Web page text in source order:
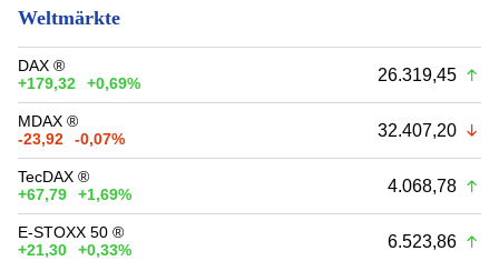
Weltmärkte
DAX ®
+179,32
+0,69% 26.319,45
MDAX ®
-23,92
-0,07% 32.407,20
TecDAX ®
+67,79
+1,69% 4.068,78
E-STOXX 50 ®
+21,30
+0,33% 6.523,86